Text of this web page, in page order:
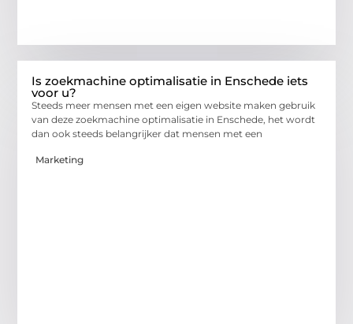
Is zoekmachine optimalisatie in Enschede iets
voor u?
Steeds meer mensen met een eigen website maken gebruik
van deze zoekmachine optimalisatie in Enschede, het wordt
dan ook steeds belangrijker dat mensen met een
Marketing